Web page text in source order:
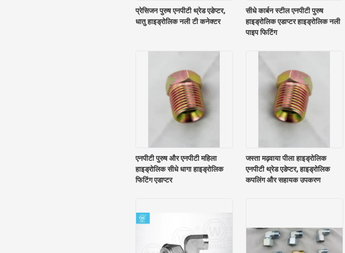
प्रेसिजन पुरुष एनपीटी थ्रेड एडेप्टर,
धातु हाइड्रोलिक नली टी कनेक्टर
सीधे कार्बन स्टील एनपीटी पुरुष
हाइड्रोलिक एडाप्टर हाइड्रोलिक नली
पाइप फिटिंग
एनपीटी पुरुष और एनपीटी महिला
हाइड्रोलिक सीधे धागा हाइड्रोलिक
फिटिंग एडाप्टर
जस्ता मढ़वाया पीला हाइड्रोलिक
एनपीटी थ्रेड एडेप्टर, हाइड्रोलिक
कपलिंग और सहायक उपकरण